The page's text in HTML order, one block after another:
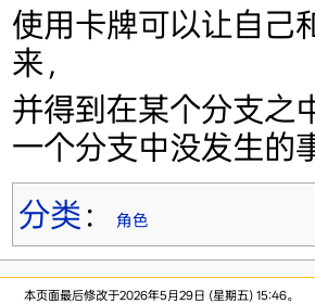
使用卡牌可以让自己
来，
并得到在某个分支之
一个分支中没发生的
分类 ： 角色
本页面最后修改于2026年5月29日 (星期五) 15:46。